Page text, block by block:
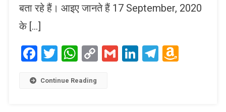
बता रहे हैं। आइए जानते हैं 17 September, 2020
के […]
Facebook
Twitter
WhatsApp
CopyGmailLinkedIn
Telegram
Continue Reading